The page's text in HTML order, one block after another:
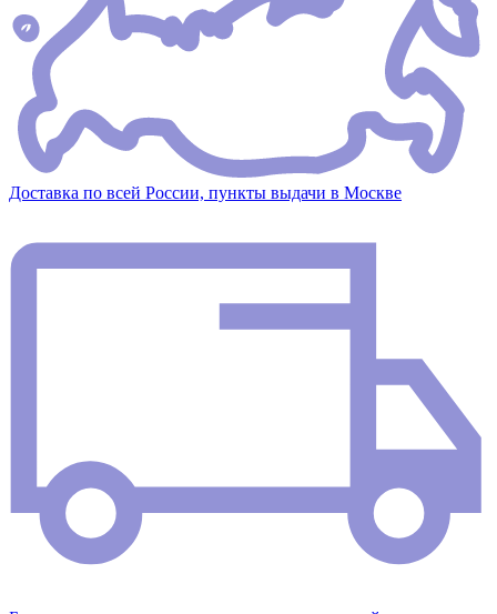
Доставка по всей России, пункты выдачи в Москве